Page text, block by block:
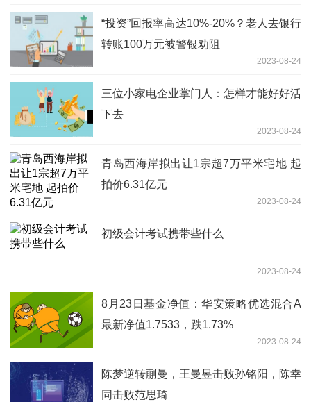
“投资”回报率高达10%-20%？老人去银行
转账100万元被警银劝阻
2023-08-24
三位小家电企业掌门人：怎样才能好好活
下去
2023-08-24
青岛西海岸拟出让1宗超7万平米宅地 起
拍价6.31亿元
2023-08-24
初级会计考试携带些什么
2023-08-24
8月23日基金净值：华安策略优选混合A
最新净值1.7533，跌1.73%
2023-08-24
陈梦逆转蒯曼，王曼昱击败孙铭阳，陈幸
同击败范思琦